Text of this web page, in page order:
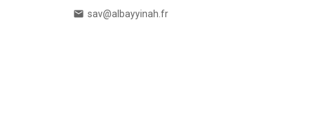
 sav@albayyinah.fr